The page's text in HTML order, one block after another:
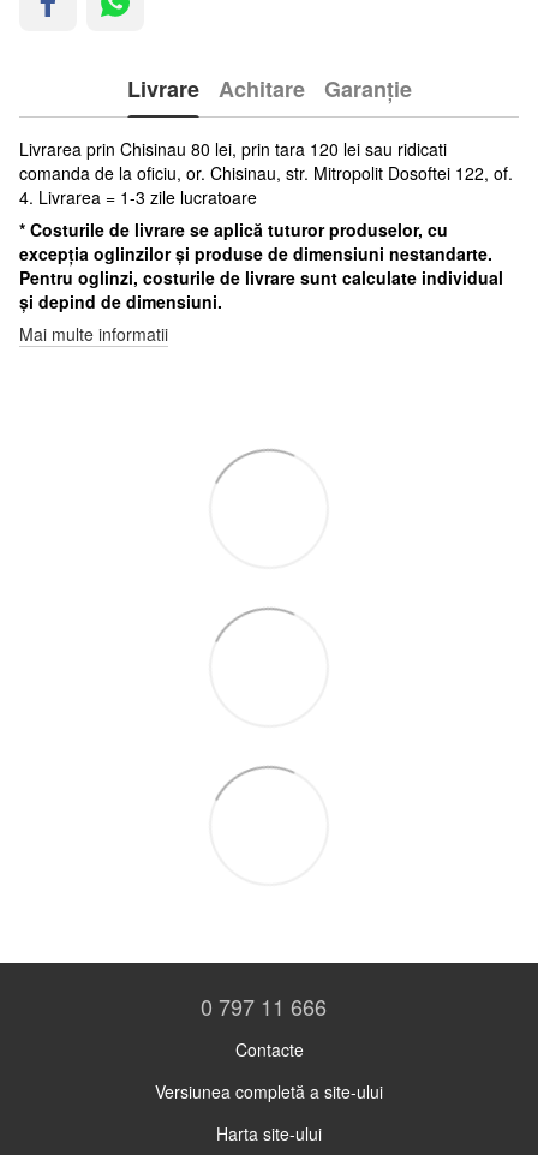
Livrare Achitare Garanție
Livrarea prin Chisinau 80 lei, prin tara 120 lei sau ridicati
comanda de la oficiu, or. Chisinau, str. Mitropolit Dosoftei 122, of.
4. Livrarea = 1-3 zile lucratoare
* Costurile de livrare se aplică tuturor produselor, cu
excepția oglinzilor și produse de dimensiuni nestandarte.
Pentru oglinzi, costurile de livrare sunt calculate individual
și depind de dimensiuni.
Mai multe informatii
0 797 11 666
Contacte
Versiunea completă a site-ului
Harta site-ului